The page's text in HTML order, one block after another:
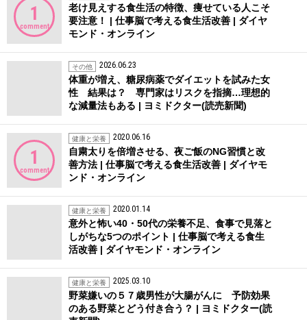
1
comment
老け見えする食生活の特徴、痩せている人こそ
要注意！ | 仕事脳で考える食生活改善 | ダイヤ
モンド・オンライン
その他 2026.06.23
体重が増え、糖尿病薬でダイエットを試みた女
性 結果は？ 専門家はリスクを指摘…理想的
な減量法もある | ヨミドクター(読売新聞)
1
comment
健康と栄養 2020.06.16
自粛太りを倍増させる、夜ご飯のNG習慣と改
善方法 | 仕事脳で考える食生活改善 | ダイヤモ
ンド・オンライン
健康と栄養 2020.01.14
意外と怖い40・50代の栄養不足、食事で見落と
しがちな5つのポイント | 仕事脳で考える食生
活改善 | ダイヤモンド・オンライン
健康と栄養 2025.03.10
野菜嫌いの５７歳男性が大腸がんに 予防効果
のある野菜とどう付き合う？ | ヨミドクター(読